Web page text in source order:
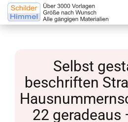
Selbst
beschriften
22 geradeaus